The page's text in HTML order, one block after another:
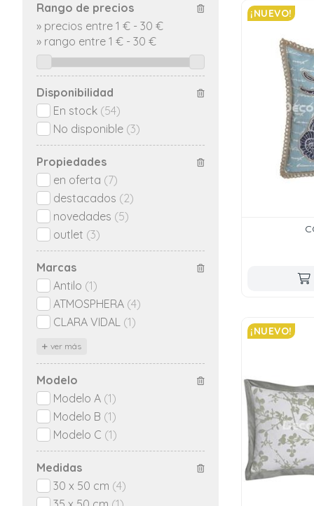
¡NUEVO!
¡NUEVO!
Rango de precios
» precios entre 1 € - 30 €
» rango entre 1 € - 30 €
Disponibilidad
En stock (54)
No disponible (3)
Propiedades
en oferta (7)
destacados (2)
novedades (5)
outlet (3)
Marcas
Antilo (1)
ATMOSPHERA (4)
CLARA VIDAL (1)
ver más
Modelo
Modelo A (1)
Modelo B (1)
Modelo C (1)
Medidas
30 x 50 cm (4)